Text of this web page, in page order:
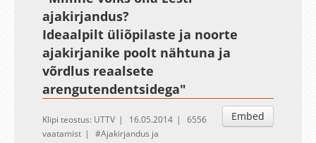
ajakirjandus?
Ideaalpilt üliõpilaste ja noorte
ajakirjanike poolt nähtuna ja
võrdlus reaalsete
arengutendentsidega"
Embed
Klipi teostus: UTTV 16.05.2014
6556
vaatamist
Ajakirjandus ja